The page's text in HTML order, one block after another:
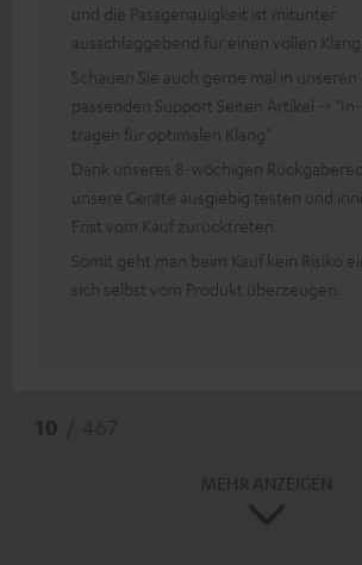
und die Passgenauigkeit ist mitunter
ausschlaggebend für einen vollen Klang.
Schauen Sie auch gerne mal in unseren
passenden Support Seiten Artikel ->
tragen für optimalen Klang"
Dank unseres 8-wöchigen
unsere Geräte ausgiebig testen und
Frist vom Kauf zurücktreten.
Somit geht man beim Kauf kein Risiko
sich selbst vom Produkt überzeugen.